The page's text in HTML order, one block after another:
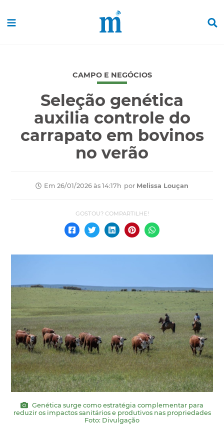
CAMPO E NEGÓCIOS
Seleção genética
auxilia controle do
carrapato em bovinos
no verão
Em 26/01/2026 às 14:17h por Melissa Louçan
Genética surge como estratégia complementar para
reduzir os impactos sanitários e produtivos nas propriedades
Foto: Divulgação